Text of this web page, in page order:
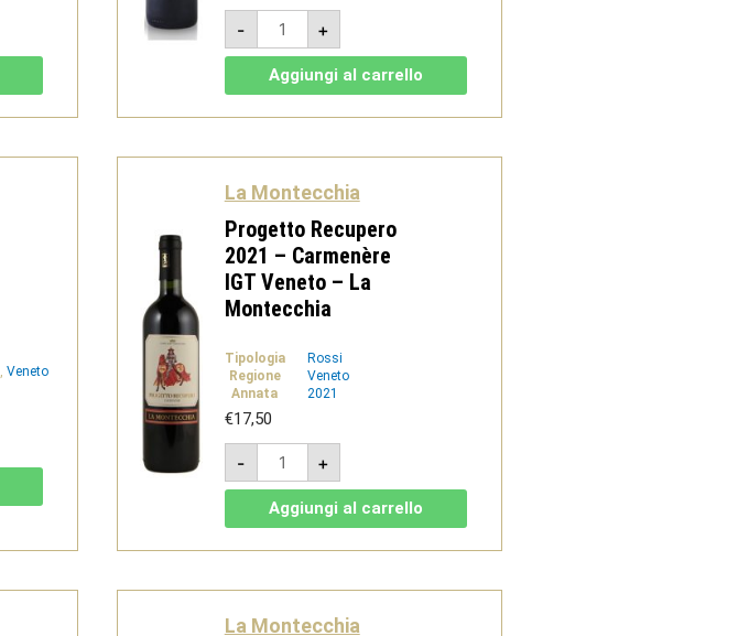
-
Forzatè
Raboso
Vendemmia
Tardiva
2020
-
IGT
Montecchia
quantità
+
Aggiungi al carrello
, Veneto
La Montecchia
Progetto Recupero
2021 – Carmenère
IGT Veneto – La
Montecchia
Tipologia
Rossi
Regione
Veneto
Annata
2021
€17,50
-
Progetto
Recupero
2021
Carmenère
IGT
Veneto
quantità
+
Aggiungi al carrello
La Montecchia